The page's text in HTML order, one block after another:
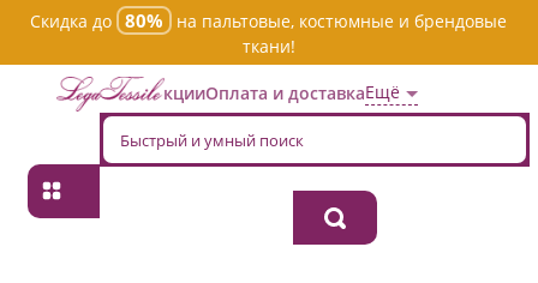
Скидка до 80%
на пальтовые, костюмные и брендовые
ткани!
АкцииОплата и доставкаЕщё
Главная
Ткань хлопок костюмная